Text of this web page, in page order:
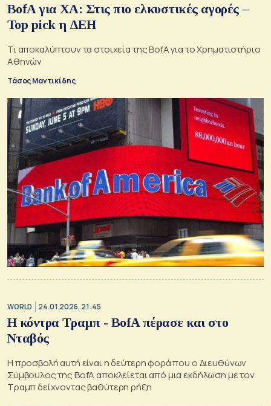
BofA για ΧΑ: Στις πιο ελκυστικές αγορές –
Top pick η ΔΕΗ
Τι αποκαλύπτουν τα στοιχεία της BofA για το Χρηματιστήριο
Αθηνών
Τάσος Μαντικίδης
WORLD 24.01.2026, 21:45
Η κόντρα Τραμπ - BofA πέρασε και στο
Νταβός
Η προσβολή αυτή είναι η δεύτερη φορά που ο Διευθύνων
Σύμβουλος της BofA αποκλείεται από μια εκδήλωση με τον
Τραμπ δείχνοντας βαθύτερη ρήξη